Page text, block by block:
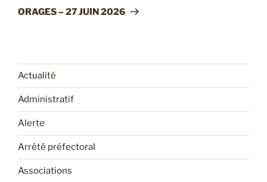
suivant
ORAGES – 27 JUIN 2026
Actualité
Administratif
Alerte
Arrêté préfectoral
Associations